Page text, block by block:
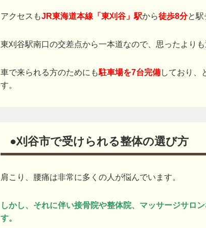
アクセスもJR東海道本線「東刈谷」駅から徒歩8分と駅
東刈谷駅南口の交差点から一本道なので、思ったよりも
車で来られる方のためにも駐車場を7台完備しており、
す。
●刈谷市で受けられる整体の選び方
肩こり、腰痛は非常に多くの人が悩んでいます。
しかし、それに伴い接骨院や整体院、マッサージサロ
す。